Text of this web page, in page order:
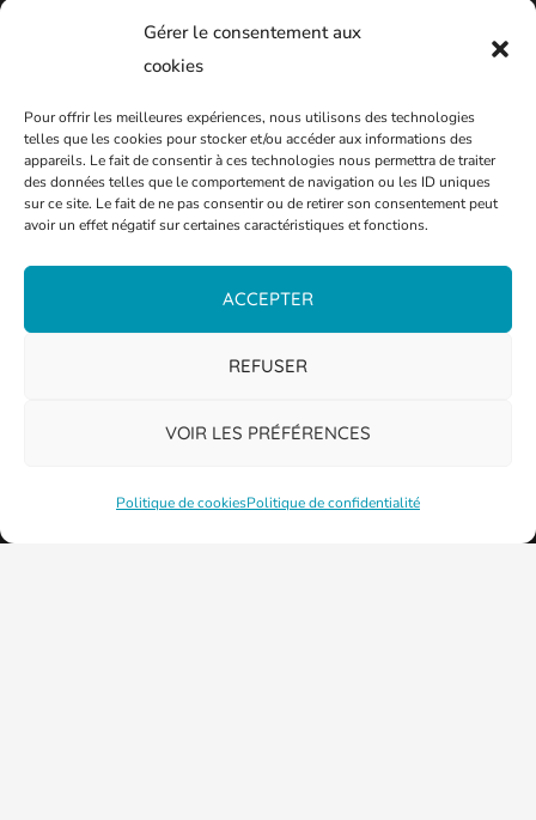
Gérer le consentement aux
cookies
Pour offrir les meilleures expériences, nous utilisons des technologies
telles que les cookies pour stocker et/ou accéder aux informations des
appareils. Le fait de consentir à ces technologies nous permettra de traiter
des données telles que le comportement de navigation ou les ID uniques
sur ce site. Le fait de ne pas consentir ou de retirer son consentement peut
avoir un effet négatif sur certaines caractéristiques et fonctions.
ACCEPTER
REFUSER
VOIR LES PRÉFÉRENCES
Politique de cookiesPolitique de confidentialité
PLAN DE LA VILLE